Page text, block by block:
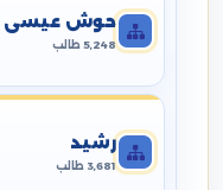
حوش عيسى
5,248 طالب
رشيد
3,681 طالب